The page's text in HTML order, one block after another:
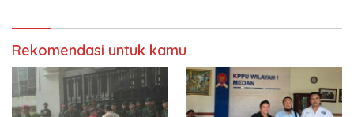
Rekomendasi untuk kamu